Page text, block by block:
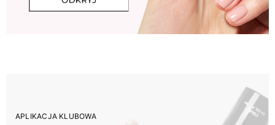
APLIKACJA KLUBOWA